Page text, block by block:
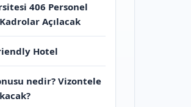
406 Personel
Açılacak
Hotel
nedir? Vizontele